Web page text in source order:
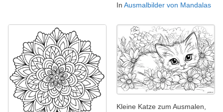
In Ausmalbilder von Mandalas
Kleine Katze zum Ausmalen,